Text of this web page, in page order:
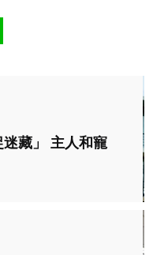
藏」 主人和寵